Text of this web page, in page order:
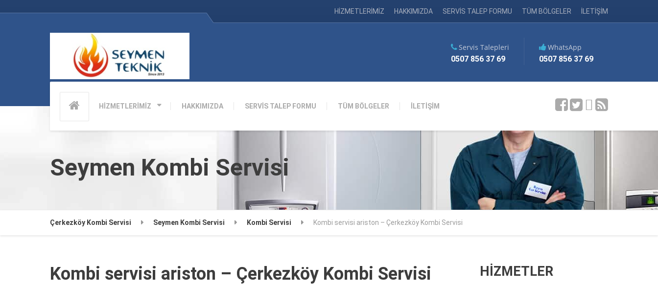
HİZMETLERİMİZ HAKKIMIZDA SERVİS TALEP FORMU TÜM BÖLGELER İLETİŞİM
HİZMETLERİMİZ HAKKIMIZDA SERVİS TALEP FORMU TÜM BÖLGELER İLETİŞİM
Servis Talepleri
0507 856 37 69
WhatsApp
0507 856 37 69
Seymen Kombi Servisi
Çerkezköy Kombi Servisi Seymen Kombi Servisi Kombi Servisi Kombi servisi ariston – Çerkezköy Kombi Servisi
Kombi servisi ariston – Çerkezköy Kombi Servisi HİZMETLER